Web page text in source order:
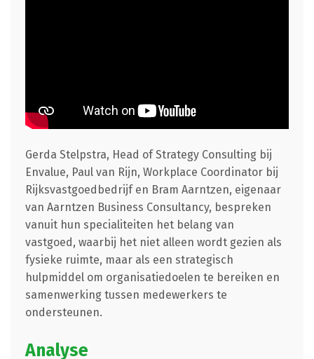
Gerda Stelpstra, Head of Strategy Consulting bij
Envalue, Paul van Rijn, Workplace Coordinator bij
Rijksvastgoedbedrijf en Bram Aarntzen, eigenaar
van Aarntzen Business Consultancy, bespreken
vanuit hun specialiteiten het belang van
vastgoed, waarbij het niet alleen wordt gezien als
fysieke ruimte, maar als een strategisch
hulpmiddel om organisatiedoelen te bereiken en
samenwerking tussen medewerkers te
ondersteunen.
Analyse